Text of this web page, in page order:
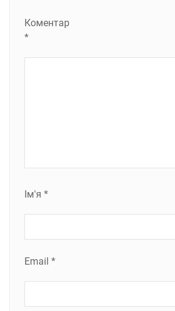
Коментар
*
Ім'я *
Email *